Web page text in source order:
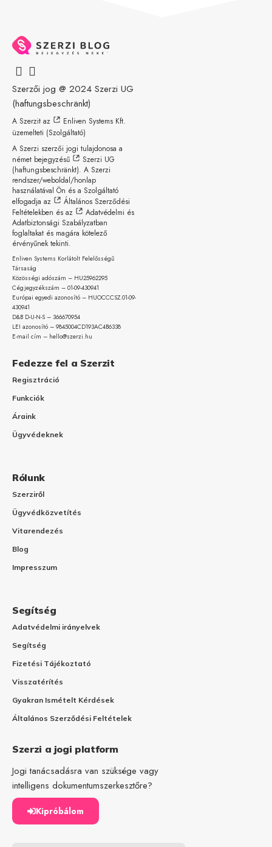
Szerzői jog @ 2024 Szerzi UG
(haftungsbeschränkt)
A Szerzit az
Enliven Systems Kft.
üzemelteti (Szolgáltató)
A Szerzi szerzői jogi tulajdonosa a
német bejegyzésű
Szerzi UG
(haftungsbeschränkt). A Szerzi
rendszer/weboldal/honlap
használatával Ön és a Szolgáltató
elfogadja az
Általános Szerződési
Feltételekben és az
Adatvédelmi és
Adatbiztonsági Szabályzatban
foglaltakat és magára kötelező
érvényűnek tekinti.
Enliven Systems Korlátolt Felelősségű
Társaság
Közösségi adószám – HU25962295
Cégjegyzékszám – 01-09-430941
Európai egyedi azonosító – HUOCCCSZ.01-09-
430941
D&B D-U-N-S – 366670954
LEI azonosító – 9845004CD193AC4B6338
E-mail cím – hello@szerzi.hu
Fedezze fel a Szerzit
Regisztráció
Funkciók
Áraink
Ügyvédeknek
Rólunk
Szerziről
Ügyvédközvetítés
Vitarendezés
Blog
Impresszum
Segítség
Adatvédelmi irányelvek
Segítség
Fizetési Tájékoztató
Visszatérítés
Gyakran Ismételt Kérdések
Általános Szerződési Feltételek
Szerzi a jogi platform
Jogi tanácsadásra van szüksége vagy
intelligens dokumentumszerkesztőre?
Kipróbálom